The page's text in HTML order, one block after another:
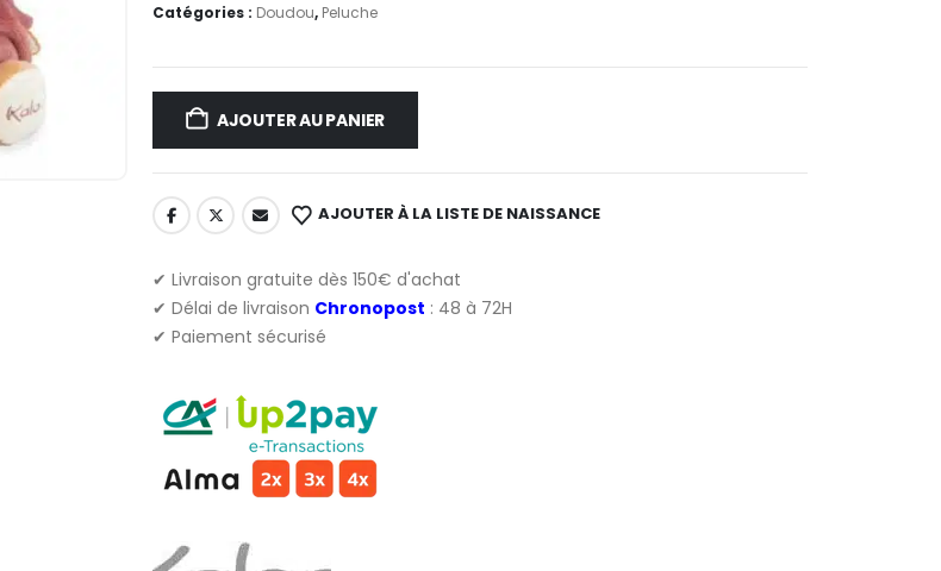
Catégories : Doudou, Peluche
AJOUTER AU PANIER
AJOUTER À LA LISTE DE NAISSANCE
✔ Livraison gratuite dès 150€ d'achat
✔ Délai de livraison Chronopost : 48 à 72H
✔ Paiement sécurisé